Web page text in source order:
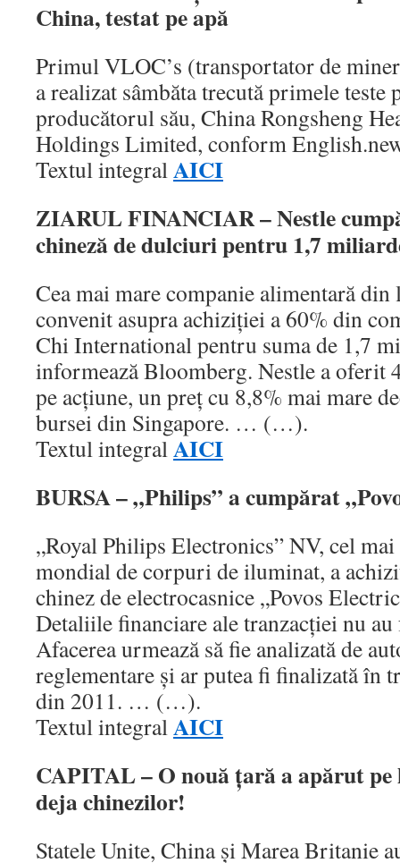
China, testat pe apă
Primul VLOC’s (transportator de
a realizat sâmbăta trecută primele teste
producătorul său, China Rongsheng
Holdings Limited, conform
Textul integralAICI
ZIARUL FINANCIAR – Nestle
chineză de dulciuri pentru 1,7
Cea mai mare companie alimentară din
convenit asupra achiziţiei a 60% din
Chi International pentru suma de 1,7
informează Bloomberg. Nestle a oferit
pe acţiune, un preţ cu 8,8% mai mare
bursei din Singapore. … (…).
Textul integralAICI
BURSA – „Philips” a cumpărat
„Royal Philips Electronics” NV, cel
mondial de corpuri de iluminat, a
chinez de electrocasnice „Povos
Detaliile financiare ale tranzacţiei nu
Afacerea urmează să fie analizată de
reglementare şi ar putea fi finalizată în
din 2011. … (…).
Textul integralAICI
CAPITAL – O nouă țară a apărut
deja chinezilor!
Statele Unite, China şi Marea Britanie